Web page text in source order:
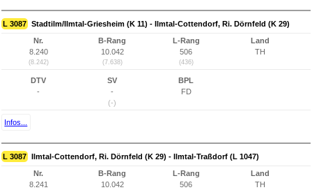
L 3087 Stadtilm/Ilmtal-Griesheim (K 11) - Ilmtal-Cottendorf, Ri. Dörnfeld (K 29)
Nr.
8.240
(8.242)
B-Rang
10.042
(7.638)
L-Rang
506
(436)
Land
TH
DTV
-
SV
-
(-)
BPL
FD
Infos...
L 3087 Ilmtal-Cottendorf, Ri. Dörnfeld (K 29) - Ilmtal-Traßdorf (L 1047)
Nr.
8.241
B-Rang
10.042
L-Rang
506
Land
TH